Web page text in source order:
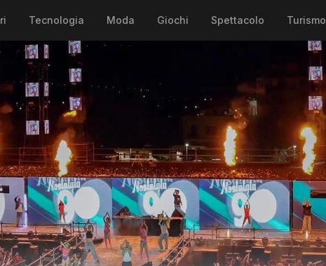
Tecnologia Moda Giochi Spettacolo Turismo